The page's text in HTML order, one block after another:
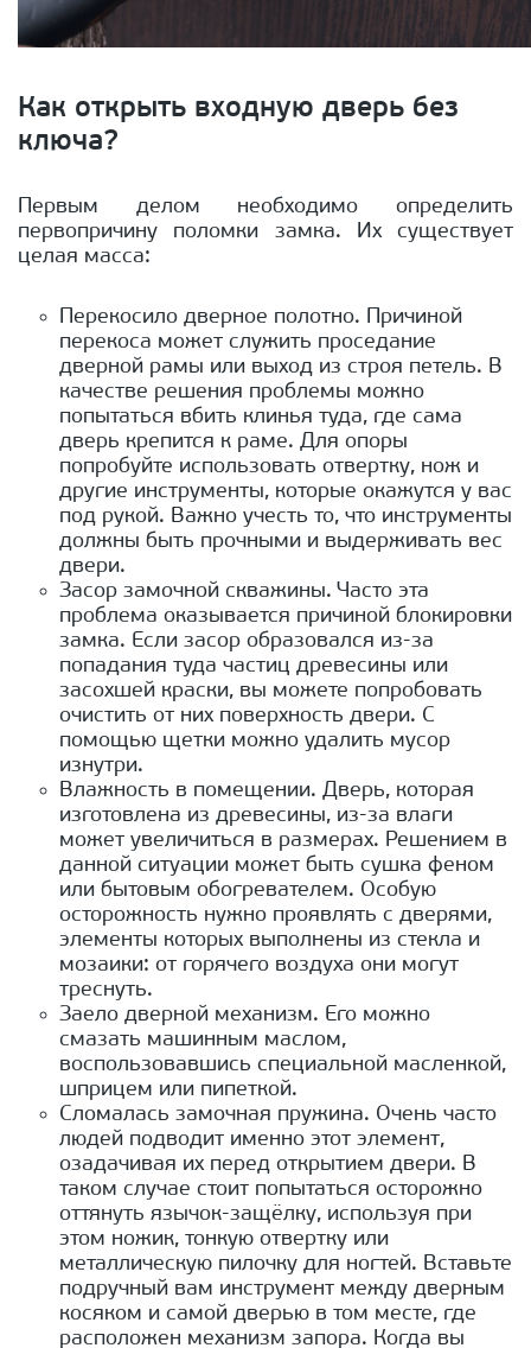
Как открыть входную дверь без
ключа?
Первым делом необходимо определить
первопричину поломки замка. Их существует
целая масса:
Перекосило дверное полотно. Причиной
перекоса может служить проседание
дверной рамы или выход из строя петель. В
качестве решения проблемы можно
попытаться вбить клинья туда, где сама
дверь крепится к раме. Для опоры
попробуйте использовать отвертку, нож и
другие инструменты, которые окажутся у вас
под рукой. Важно учесть то, что инструменты
должны быть прочными и выдерживать вес
двери.
Засор замочной скважины. Часто эта
проблема оказывается причиной блокировки
замка. Если засор образовался из-за
попадания туда частиц древесины или
засохшей краски, вы можете попробовать
очистить от них поверхность двери. С
помощью щетки можно удалить мусор
изнутри.
Влажность в помещении. Дверь, которая
изготовлена из древесины, из-за влаги
может увеличиться в размерах. Решением в
данной ситуации может быть сушка феном
или бытовым обогревателем. Особую
осторожность нужно проявлять с дверями,
элементы которых выполнены из стекла и
мозаики: от горячего воздуха они могут
треснуть.
Заело дверной механизм. Его можно
смазать машинным маслом,
воспользовавшись специальной масленкой,
шприцем или пипеткой.
Сломалась замочная пружина. Очень часто
людей подводит именно этот элемент,
озадачивая их перед открытием двери. В
таком случае стоит попытаться осторожно
оттянуть язычок-защёлку, используя при
этом ножик, тонкую отвертку или
металлическую пилочку для ногтей. Вставьте
подручный вам инструмент между дверным
косяком и самой дверью в том месте, где
расположен механизм запора. Когда вы